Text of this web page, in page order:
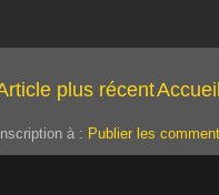
plus récent
à : Publier les